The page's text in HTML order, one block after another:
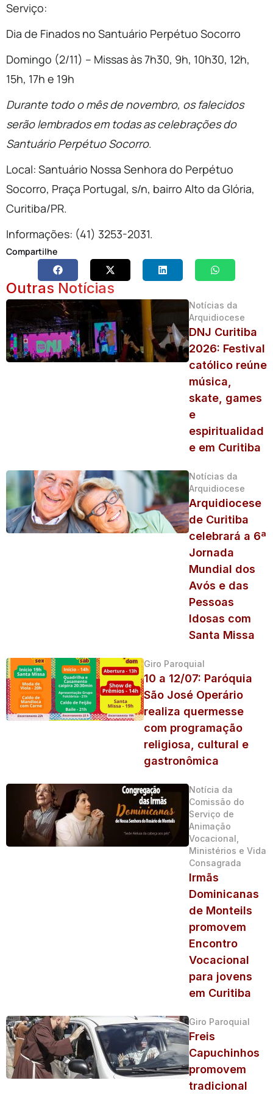
Serviço:
Dia de Finados no Santuário Perpétuo Socorro
Domingo (2/11) – Missas às 7h30, 9h, 10h30, 12h,
15h, 17h e 19h
Durante todo o mês de novembro, os falecidos
serão lembrados em todas as celebrações do
Santuário Perpétuo Socorro.
Local: Santuário Nossa Senhora do Perpétuo
Socorro, Praça Portugal, s/n, bairro Alto da Glória,
Curitiba/PR.
Informações: (41) 3253-2031.
Compartilhe
Outras Notícias
Notícias da
Arquidiocese
DNJ Curitiba
2026: Festival
católico reúne
música,
skate, games
e
espiritualidad
e em Curitiba
Notícias da
Arquidiocese
Arquidiocese
de Curitiba
celebrará a 6ª
Jornada
Mundial dos
Avós e das
Pessoas
Idosas com
Santa Missa
Giro Paroquial
10 a 12/07: Paróquia
São José Operário
realiza quermesse
com programação
religiosa, cultural e
gastronômica
Notícia da
Comissão do
Serviço de
Animação
Vocacional,
Ministérios e Vida
Consagrada
Irmãs
Dominicanas
de Monteils
promovem
Encontro
Vocacional
para jovens
em Curitiba
Giro Paroquial
Freis
Capuchinhos
promovem
tradicional